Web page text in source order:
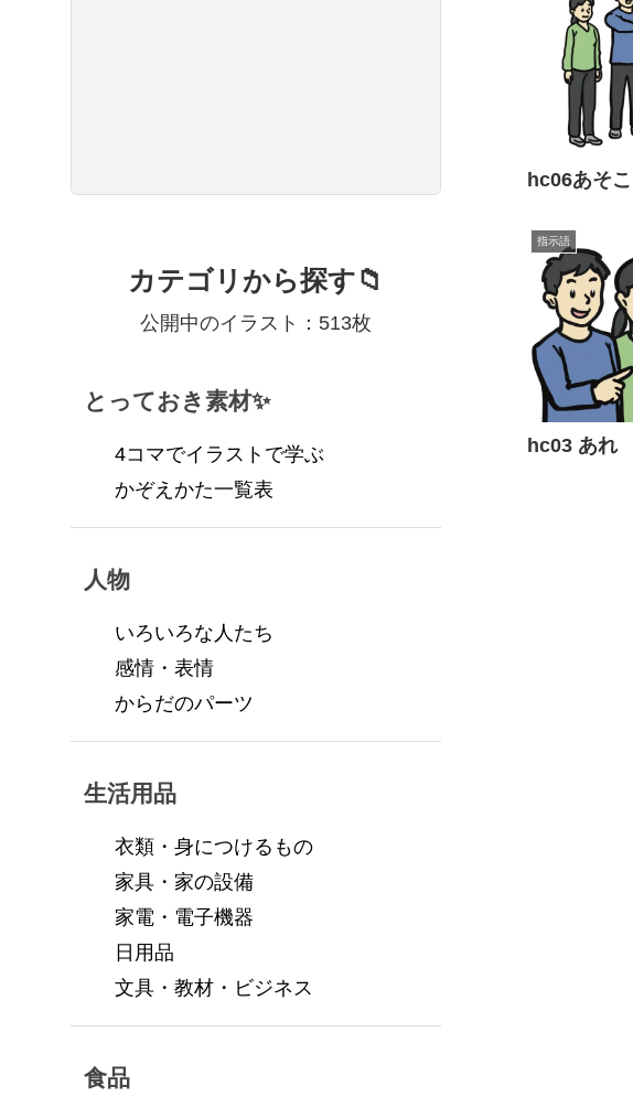
hc06あそこ
指示語
hc03 あれ
カテゴリから探す📁
公開中のイラスト：513枚
とっておき素材✨
4コマでイラストで学ぶ
かぞえかた一覧表
人物
いろいろな人たち
感情・表情
からだのパーツ
生活用品
衣類・身につけるもの
家具・家の設備
家電・電子機器
日用品
文具・教材・ビジネス
食品